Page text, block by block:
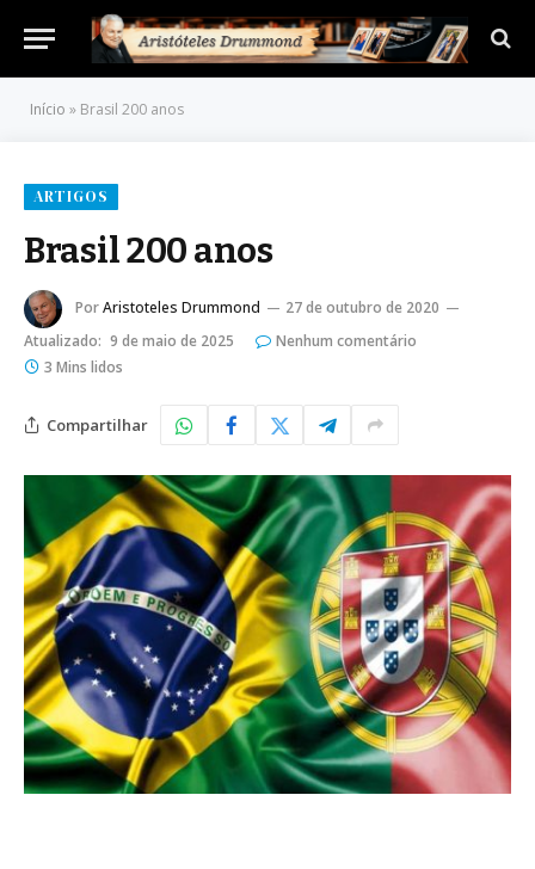
Início » Brasil 200 anos
ARTIGOS
Brasil 200 anos
PorAristoteles Drummond
27 de outubro de 2020
Atualizado: 9 de maio de 2025
Nenhum comentário
3 Mins lidos
Compartilhar